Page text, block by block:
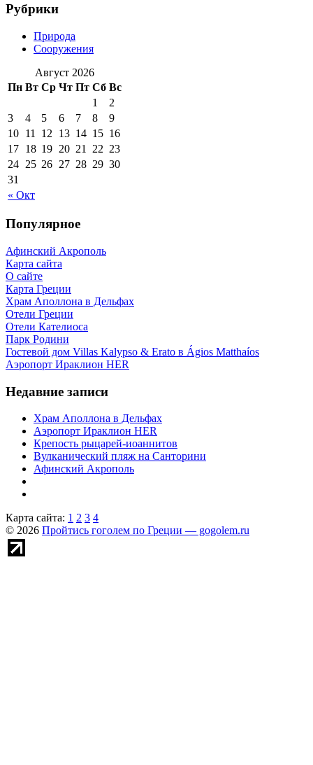
Рубрики
Природа
Сооружения
Август 2026
Пн Вт Ср Чт Пт Сб Вс
« Окт
1
2
3
4 5 6 7 8
9
10 11 12 13 14 15 16
17 18 19 20 21 22 23
24 25 26 27 28 29 30
31
Популярное
Афинский Акрополь
Карта сайта
О сайте
Карта Греции
Храм Аполлона в Дельфах
Отели Греции
Отели Кателиоса
Парк Родини
Гостевой дом Villas Kalypso & Erato в Ágios Matthaíos
Аэропорт Ираклион HER
Недавние записи
Храм Аполлона в Дельфах
Аэропорт Ираклион HER
Крепость рыцарей-иоаннитов
Вулканический пляж на Санторини
Афинский Акрополь
Карта сайта: 1 2 3 4
© 2026 Пройтись гоголем по Греции — gogolem.ru